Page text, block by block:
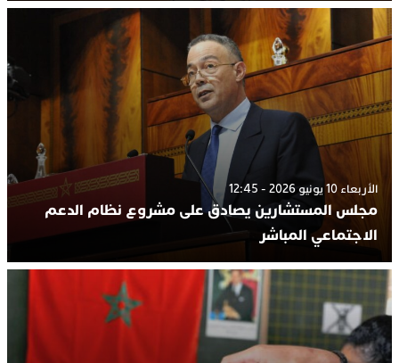
الأربعاء 10 يونيو 2026 - 12:45
مجلس المستشارين يصادق على مشروع نظام الدعم
الاجتماعي المباشر